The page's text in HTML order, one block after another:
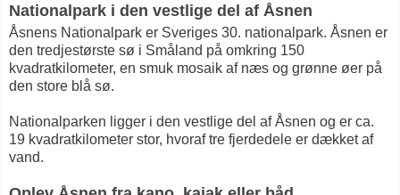
Nationalpark i den vestlige del af Åsnen
Åsnens Nationalpark er Sveriges 30. nationalpark. Åsnen er
den tredjestørste sø i Småland på omkring 150
kvadratkilometer, en smuk mosaik af næs og grønne øer på
den store blå sø.
Nationalparken ligger i den vestlige del af Åsnen og er ca.
19 kvadratkilometer stor, hvoraf tre fjerdedele er dækket af
vand.